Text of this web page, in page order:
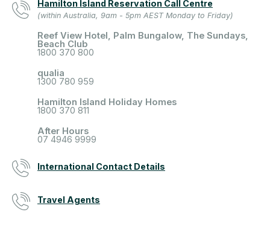
Hamilton Island Reservation Call Centre
(within Australia, 9am - 5pm AEST Monday to Friday)
Reef View Hotel, Palm Bungalow, The Sundays,
Beach Club
1800 370 800
qualia
1300 780 959
Hamilton Island Holiday Homes
1800 370 811
After Hours
07 4946 9999
International Contact Details
Travel Agents